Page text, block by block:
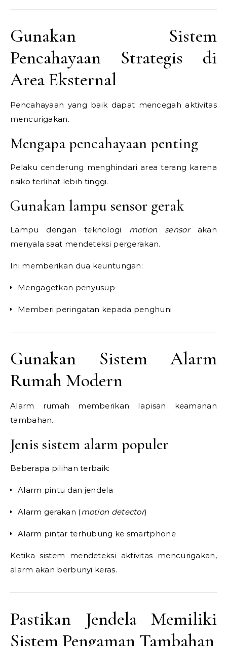
Gunakan Sistem
Pencahayaan Strategis di
Area Eksternal
Pencahayaan yang baik dapat mencegah aktivitas
mencurigakan.
Mengapa pencahayaan penting
Pelaku cenderung menghindari area terang karena
risiko terlihat lebih tinggi.
Gunakan lampu sensor gerak
Lampu dengan teknologi motion sensorakan
menyala saat mendeteksi pergerakan.
Ini memberikan dua keuntungan:
Mengagetkan penyusup
Memberi peringatan kepada penghuni
Gunakan Sistem Alarm
Rumah Modern
Alarm rumah memberikan lapisan keamanan
tambahan.
Jenis sistem alarm populer
Beberapa pilihan terbaik:
Alarm pintu dan jendela
Alarm gerakan (motion detector)
Alarm pintar terhubung ke smartphone
Ketika sistem mendeteksi aktivitas mencurigakan,
alarm akan berbunyi keras.
Pastikan Jendela Memiliki
Sistem Pengaman Tambahan